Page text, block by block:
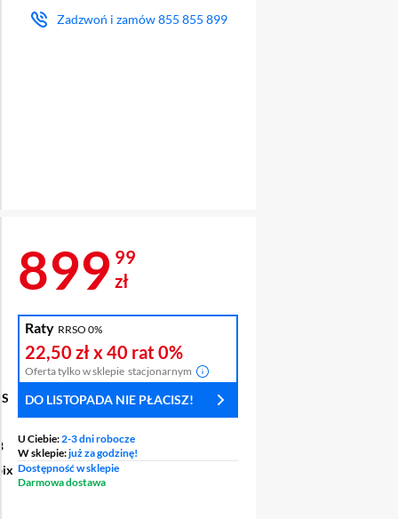
Zadzwoń i zamów855 855 899
Cena 899,99 zł
899 99
zł
Raty RRSO 0%
22,50 złx 40 rat0%
Oferta tylko w sklepie stacjonarnym
DO LISTOPADA NIE PŁACISZ!
U Ciebie:2-3 dni robocze
W sklepie:już za godzinę!
Dostępność w sklepie
Darmowa dostawa